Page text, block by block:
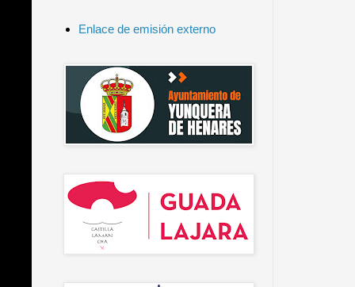
Enlace de emisión externo